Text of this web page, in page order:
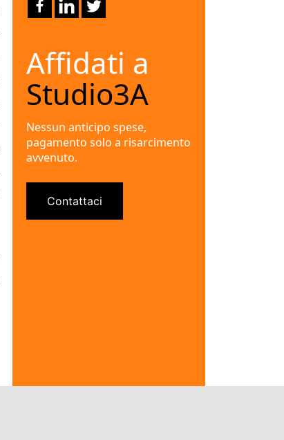
Affidati a
Studio3A
Nessun anticipo spese,
pagamento solo a risarcimento
avvenuto.
Contattaci